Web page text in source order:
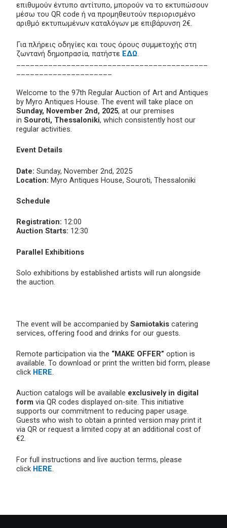
επιθυμούν έντυπο αντίτυπο, μπορούν να το εκτυπώσουν
μέσω του QR code ή να προμηθευτούν περιορισμένο
αριθμό εκτυπωμένων καταλόγων με επιβάρυνση 2€.
Για πλήρεις οδηγίες και τους όρους συμμετοχής στη
ζωντανή δημοπρασία, πατήστε ΕΔΩ.
Welcome to the 97th Regular Auction of Art and Antiques
by Myro Antiques House. The event will take place on
Sunday, November 2nd, 2025, at our premises
in Souroti, Thessaloniki, which consistently host our
regular activities.
Event Details
Date: Sunday, November 2nd, 2025
Location: Myro Antiques House, Souroti, Thessaloniki
Schedule
Registration: 12:00
Auction Starts: 12:30
Parallel Exhibitions
Solo exhibitions by established artists will run alongside
the auction.
The event will be accompanied by Samiotakis catering
services, offering food and drinks for our guests.
Remote participation via the “MAKE OFFER” option is
available. To download or print the written bid form, please
click HERE.
Auction catalogs will be available exclusively in digital
form via QR codes displayed on-site. This initiative
supports our commitment to reducing paper usage.
Guests who wish to obtain a printed version may print it
via QR or request a limited copy at an additional cost of
€2.
For full instructions and live auction terms, please
click HERE.